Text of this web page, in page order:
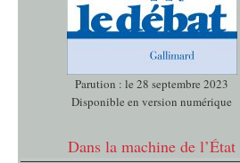
Parution : le 28 septembre 2023
Disponible en version numérique
Dans la machine de l’État